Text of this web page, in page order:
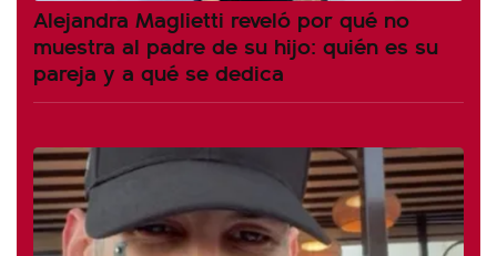
Alejandra Maglietti reveló por qué no
muestra al padre de su hijo: quién es su
pareja y a qué se dedica